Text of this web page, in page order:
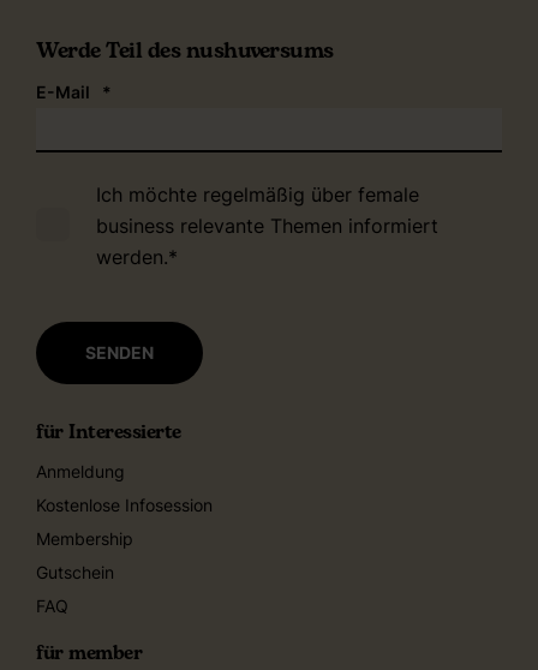
Werde Teil des nushuversums
E-Mail *
Ich möchte regelmäßig über female
business relevante Themen informiert
werden.*
für Interessierte
Anmeldung
Kostenlose Infosession
Membership
Gutschein
FAQ
für member